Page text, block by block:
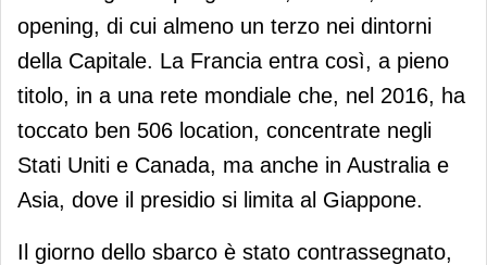
opening, di cui almeno un terzo nei dintorni
della Capitale. La Francia entra così, a pieno
titolo, in a una rete mondiale che, nel 2016, ha
toccato ben 506 location, concentrate negli
Stati Uniti e Canada, ma anche in Australia e
Asia, dove il presidio si limita al Giappone.
Il giorno dello sbarco è stato contrassegnato,